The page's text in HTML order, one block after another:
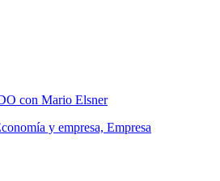
con Mario Elsner
y empresa, Empresa